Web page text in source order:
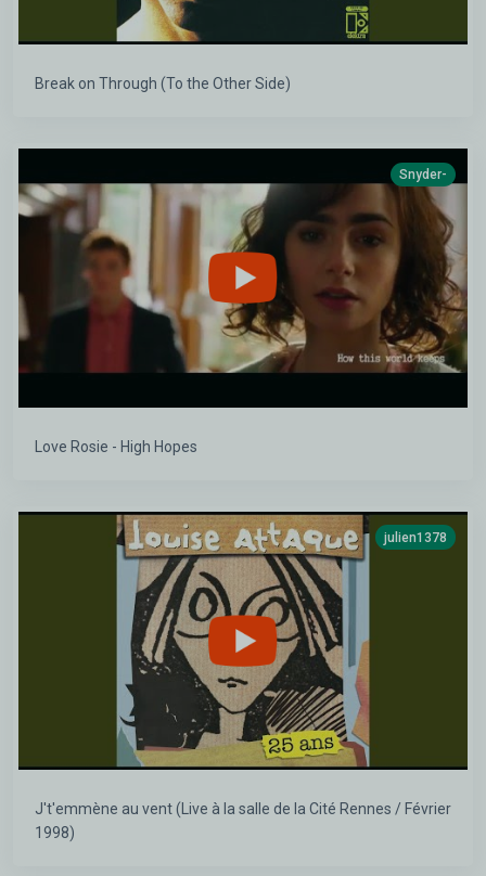
Break on Through (To the Other Side)
Snyder-
Love Rosie - High Hopes
julien1378
J't'emmène au vent (Live à la salle de la Cité Rennes / Février
1998)